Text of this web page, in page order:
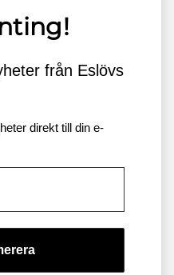
från Eslövs
direkt till din e-